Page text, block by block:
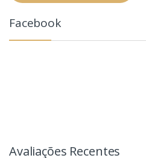
Facebook
Avaliações Recentes